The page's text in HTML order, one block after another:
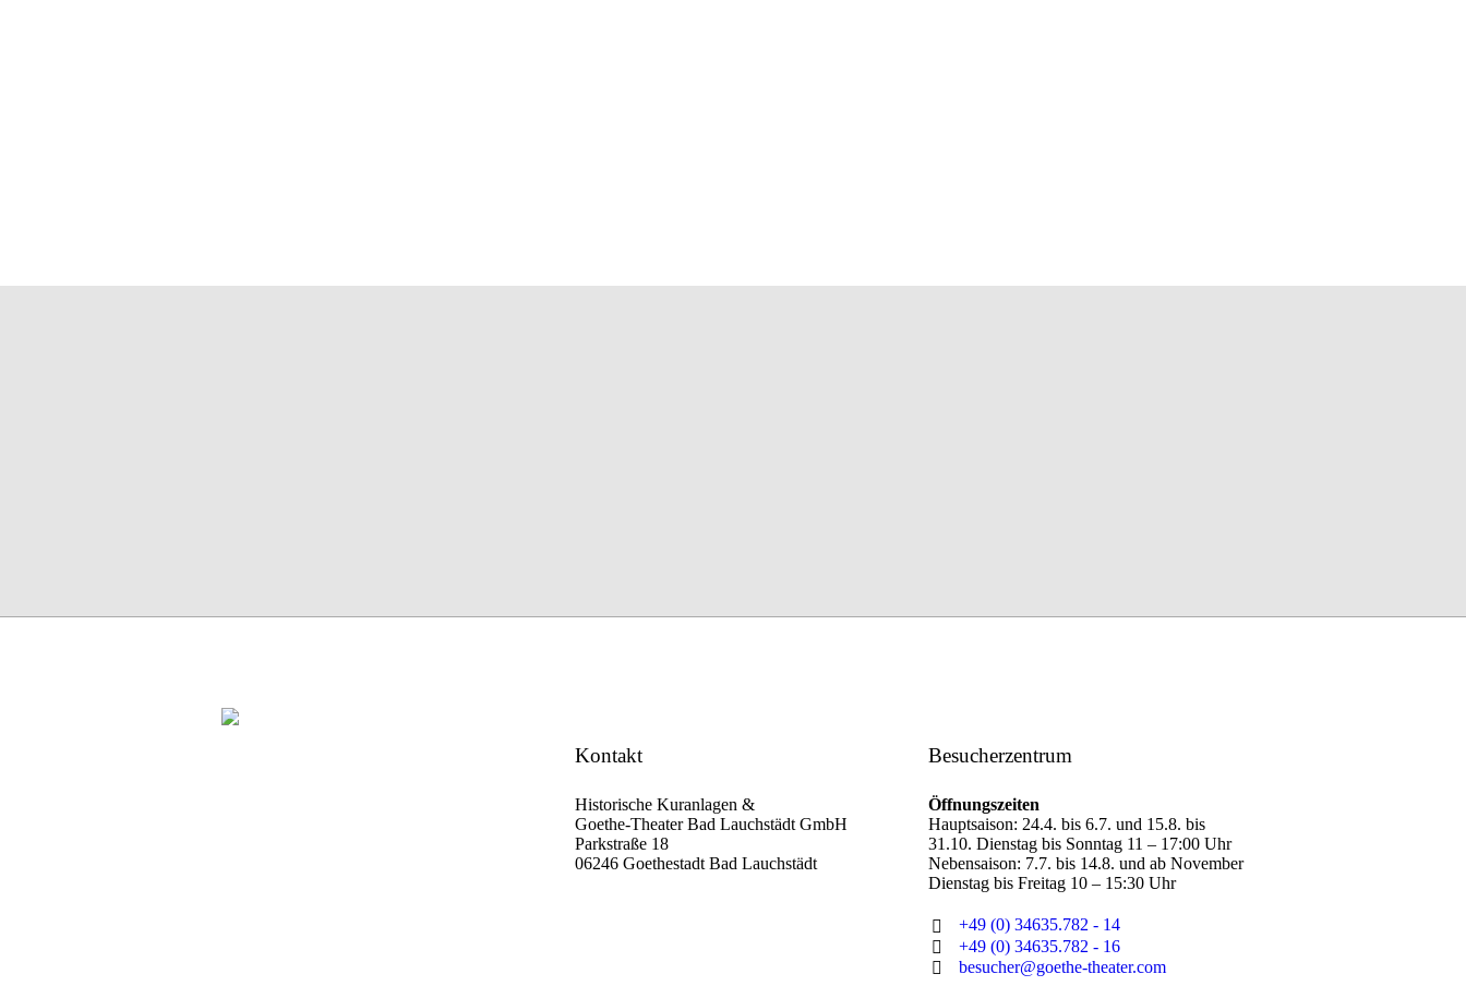
Kontakt
Historische Kuranlagen &
Goethe-Theater Bad Lauchstädt GmbH
Parkstraße 18
06246 Goethestadt Bad Lauchstädt
Besucherzentrum
Öffnungszeiten
Hauptsaison: 24.4. bis 6.7. und 15.8. bis
31.10. Dienstag bis Sonntag 11 – 17:00 Uhr
Nebensaison: 7.7. bis 14.8. und ab November
Dienstag bis Freitag 10 – 15:30 Uhr
+49 (0) 34635.782 - 14
+49 (0) 34635.782 - 16
besucher@goethe-theater.com